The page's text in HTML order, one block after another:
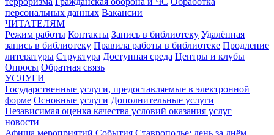
персональных данных Вакансии
ЧИТАТЕЛЯМ
Режим работы Контакты Запись в библиотеку Удалённая
запись в библиотеку Правила работы в библиотеке Продление
литературы Структура Доступная среда Центры и клубы
Опросы Обратная связь
УСЛУГИ
Государственные услуги, предоставляемые в электронной
форме Основные услуги Дополнительные услуги
Независимая оценка качества условий оказания услуг
новости
Афиша мероприятий События Ставрополье: день за днём